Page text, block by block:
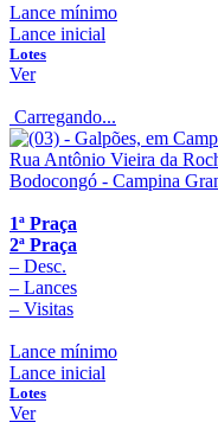
Lance mínimo
Lance inicial
Lotes
Ver
Carregando...
1ª Praça
2ª Praça
– Desc.
– Lances
– Visitas
Lance mínimo
Lance inicial
Lotes
Ver